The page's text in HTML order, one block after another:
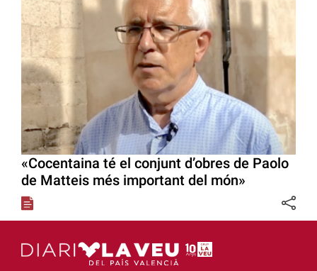
«Cocentaina té el conjunt d’obres de Paolo
de Matteis més important del món»